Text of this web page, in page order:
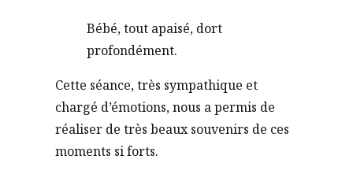
Bébé, tout apaisé, dort
profondément.
Cette séance, très sympathique et
chargé d’émotions, nous a permis de
réaliser de très beaux souvenirs de ces
moments si forts.